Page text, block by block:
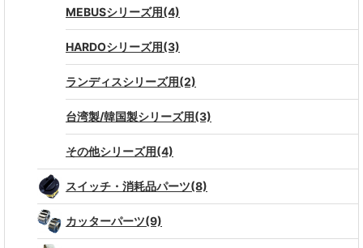
MEBUSシリーズ用(4)
HARDOシリーズ用(3)
ランディスシリーズ用(2)
台湾製/韓国製シリーズ用(3)
その他シリーズ用(4)
スイッチ・消耗品パーツ(8)
カッターパーツ(9)